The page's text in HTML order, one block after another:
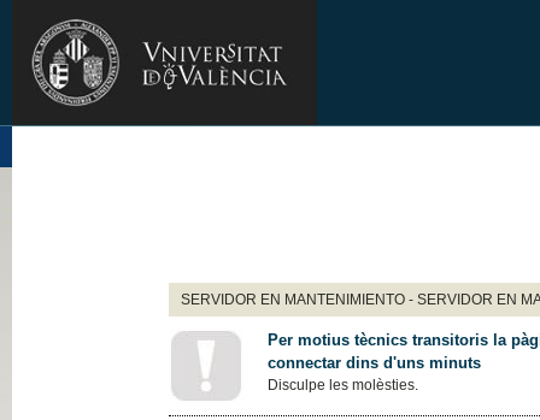
SERVIDOR EN MANTENIMIENTO - SERVIDOR EN
Per motius tècnics transitoris la
connectar dins d'uns minuts
Disculpe les molèsties.